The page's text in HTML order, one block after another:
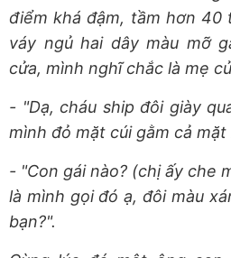
điểm khá đậm, tầm hơn 40
váy ngủ hai dây màu mỡ
cửa, mình nghĩ chắc là mẹ
- "Dạ, cháu ship đôi giày
mình đỏ mặt cúi gằm cả mặt
- "Con gái nào? (chị ấy che
là mình gọi đó ạ, đôi màu
bạn?".